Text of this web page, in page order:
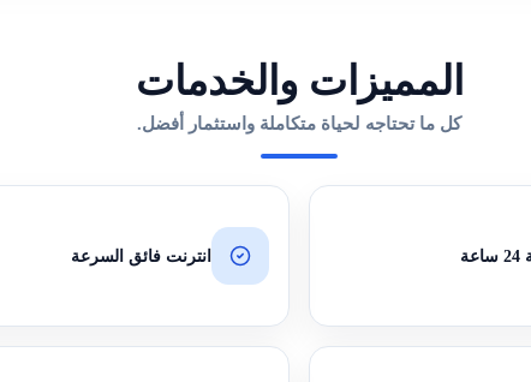
المميزات والخدمات
كل ما تحتاجه لحياة متكاملة واستثمار أفضل.
انترنت فائق السرعة